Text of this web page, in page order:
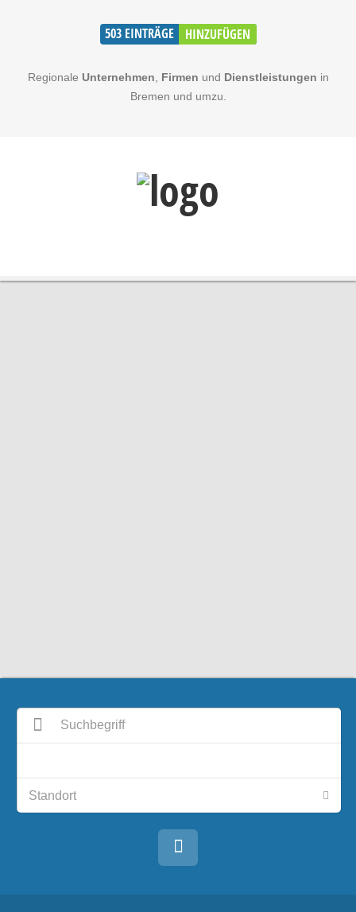
503 EINTRÄGE HINZUFÜGEN
Regionale Unternehmen Firmen und Dienstleistungen in
Bremen und umzu.